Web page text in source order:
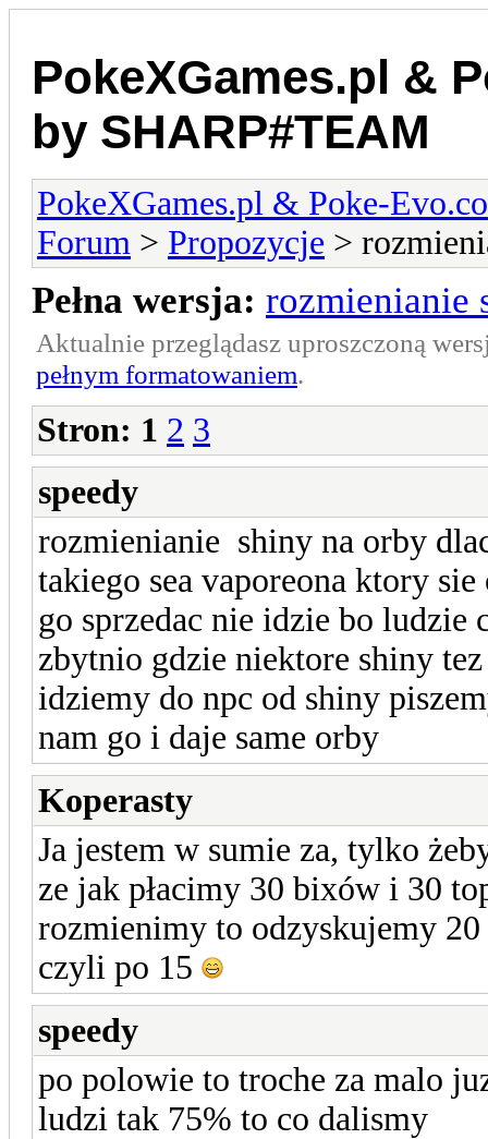
PokeXGames.pl &
by SHARP#TEAM
PokeXGames.pl & Poke-
Forum > Propozycje >
Pełna wersja: rozmienianie
Aktualnie przeglądasz uproszczoną
pełnym formatowaniem.
Stron: 1 2 3
speedy
rozmienianie shiny na orby
takiego sea vaporeona ktory
go sprzedac nie idzie bo ludzie
zbytnio gdzie niektore shiny
idziemy do npc od shiny
nam go i daje same orby
Koperasty
Ja jestem w sumie za, tylko
ze jak płacimy 30 bixów i 30
rozmienimy to odzyskujemy
czyli po 15
speedy
po polowie to troche za malo
ludzi tak 75% to co dalismy